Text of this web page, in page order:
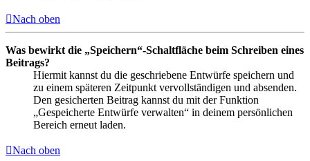
Nach oben
Was bewirkt die „Speichern“-Schaltfläche beim Schreiben eines
Beitrags?
Hiermit kannst du die geschriebene Entwürfe speichern und
zu einem späteren Zeitpunkt vervollständigen und absenden.
Den gesicherten Beitrag kannst du mit der Funktion
„Gespeicherte Entwürfe verwalten“ in deinem persönlichen
Bereich erneut laden.
Nach oben